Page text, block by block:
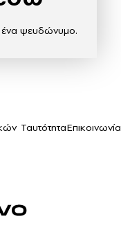
ένα ψευδώνυμο.
ΤαυτότηταΕπικοινωνία